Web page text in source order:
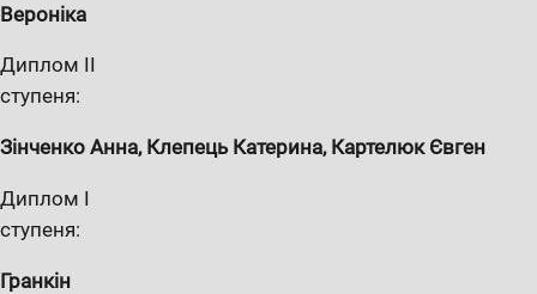
Вероніка
Диплом II
ступеня:
Зінченко Анна, Клепець Катерина, Картелюк Євген
Диплом I
ступеня:
Гранкін